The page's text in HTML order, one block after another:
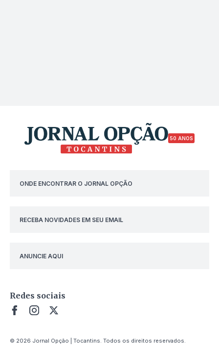
50 ANOS
ONDE ENCONTRAR O JORNAL OPÇÃO
RECEBA NOVIDADES EM SEU EMAIL
ANUNCIE AQUI
Redes sociais
© 2026 Jornal Opção | Tocantins. Todos os direitos reservados.